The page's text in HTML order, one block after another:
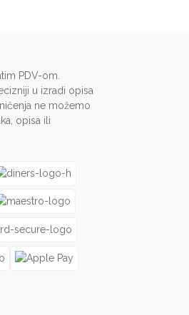
PDV-om.
u izradi opisa
ne možemo
opisa ili